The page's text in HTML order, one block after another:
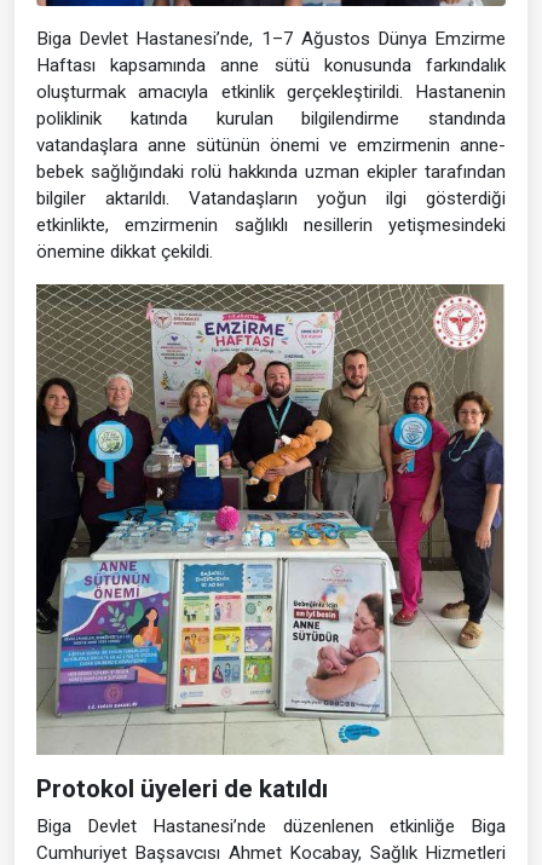
Biga Devlet Hastanesi’nde, 1–7 Ağustos Dünya Emzirme
Haftası kapsamında anne sütü konusunda farkındalık
oluşturmak amacıyla etkinlik gerçekleştirildi. Hastanenin
poliklinik katında kurulan bilgilendirme standında
vatandaşlara anne sütünün önemi ve emzirmenin anne-
bebek sağlığındaki rolü hakkında uzman ekipler tarafından
bilgiler aktarıldı. Vatandaşların yoğun ilgi gösterdiği
etkinlikte, emzirmenin sağlıklı nesillerin yetişmesindeki
önemine dikkat çekildi.
Protokol üyeleri de katıldı
Biga Devlet Hastanesi’nde düzenlenen etkinliğe Biga
Cumhuriyet Başsavcısı Ahmet Kocabay, Sağlık Hizmetleri